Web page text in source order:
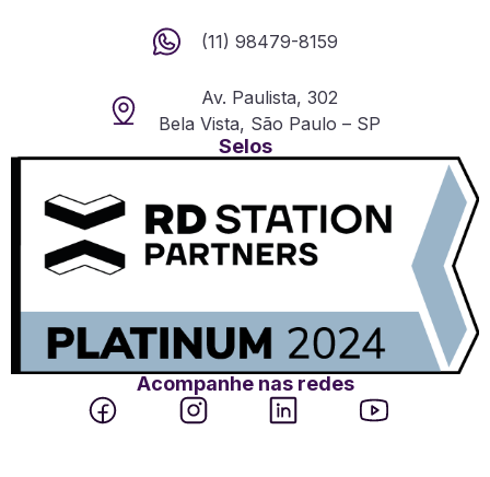
(11) 98479-8159
Av. Paulista, 302
Bela Vista, São Paulo – SP
Selos
Acompanhe nas redes